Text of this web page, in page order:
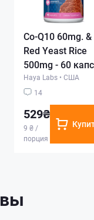
Co-Q10 60mg. &
Red Yeast Rice
500mg - 60 капс
Haya Labs • США
14
529₴
9 ₴ /
порция